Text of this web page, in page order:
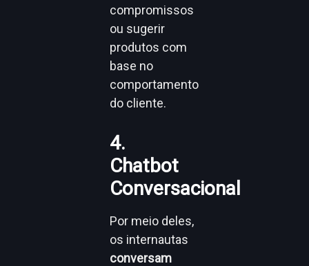
compromissos
ou sugerir
produtos com
base no
comportamento
do cliente.
4.
Chatbot
Conversacional
Por meio deles,
os internautas
conversam